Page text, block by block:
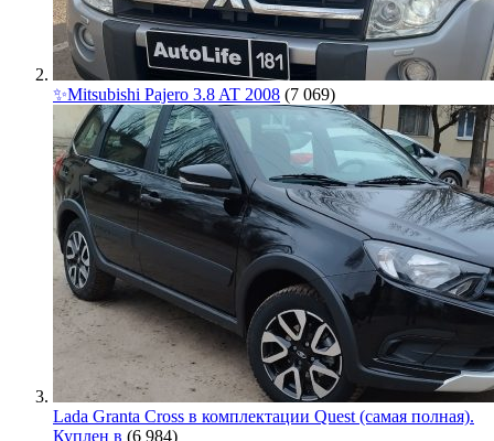
✨Mitsubishi Pajero 3.8 AT 2008 (7 069)
Lada Granta Cross в комплектации Quest (самая полная).
Куплен в (6 984)